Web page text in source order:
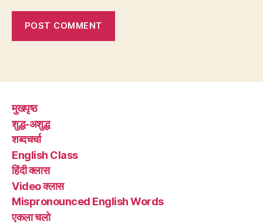
मुखपृष्ठ
शुद्ध-अशुद्ध
शब्दचर्चा
English Class
हिंदी क्लास
Video क्लास
Mispronounced English Words
एकला चलो